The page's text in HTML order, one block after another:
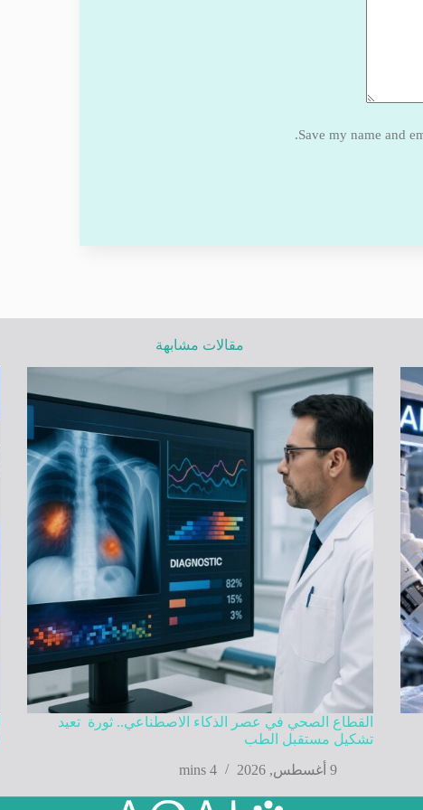
Save my name and
مقالات مشابهة
القطاع الصحي في عصر الذكاء الاصطناعي.. ثورة تعيد
تشكيل مستقبل الطب
9 أغسطس, 2026
4 mins